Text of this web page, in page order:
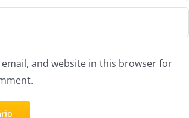
email, and website in this browser for